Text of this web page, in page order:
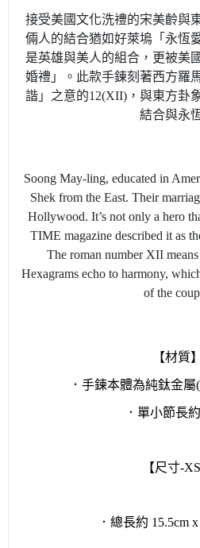
接受美國文化洗禮的宋美齡與
倆人的結合猶如好萊塢「永恆
是英雄與美人的組合，更被美
婚禮」。此款手鍊刻著西方羅
諧」之意的12(XII) ，與東方卦
結合與永
Soong May-ling, educated in
Shek from the East. Their
Hollywood. It’s not only a hero
TIME magazine described it as
The roman number XII
Hexagrams echo to harmony,
of the
【材質】
．手鍊本體為純鈦金屬
．單小節長
【尺寸-XS
．總長約 15.5cm